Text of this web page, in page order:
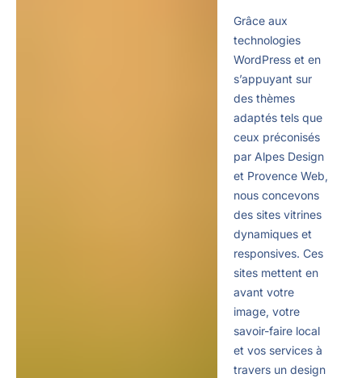
Grâce aux
technologies
WordPress et en
s’appuyant sur
des thèmes
adaptés tels que
ceux préconisés
par Alpes Design
et Provence Web,
nous concevons
des sites vitrines
dynamiques et
responsives. Ces
sites mettent en
avant votre
image, votre
savoir-faire local
et vos services à
travers un design